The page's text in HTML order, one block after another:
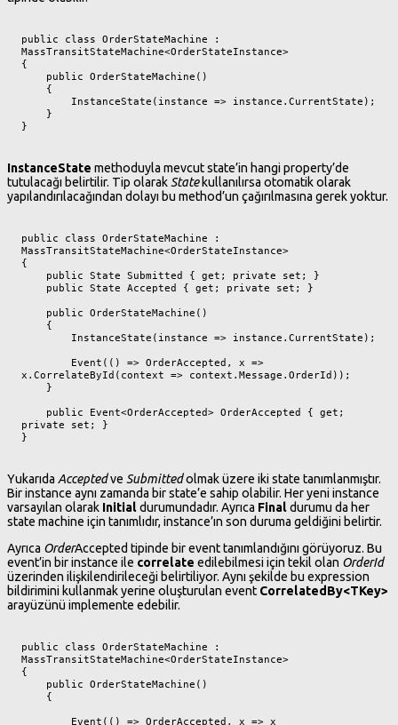
public class OrderStateMachine :
MassTransitStateMachine<OrderStateInstance>
{
}
InstanceState methoduyla mevcut state’in hangi property’de
tutulacağı belirtilir. Tip olarak Statekullanılırsa otomatik olarak
yapılandırılacağından dolayı bu method’un çağırılmasına gerek yoktur.
public class OrderStateMachine :
MassTransitStateMachine<OrderStateInstance>
{
x.CorrelateById(context => context.Message.OrderId));
private set; }
}
Yukarıda Acceptedve Submittedolmak üzere iki state tanımlanmıştır.
Bir instance aynı zamanda bir state’e sahip olabilir. Her yeni instance
varsayılan olarak Initialdurumundadır. Ayrıca Finaldurumu da her
state machine için tanımlıdır, instance’ın son duruma geldiğini belirtir.
Ayrıca OrderAccepted tipinde bir event tanımlandığını görüyoruz. Bu
event’in bir instance ile correlate edilebilmesi için tekil olan OrderId
üzerinden ilişkilendirileceği belirtiliyor. Aynı şekilde bu expression
bildirimini kullanmak yerine oluşturulan event CorrelatedBy<TKey>
arayüzünü implemente edebilir.
public class OrderStateMachine :
MassTransitStateMachine<OrderStateInstance>
{